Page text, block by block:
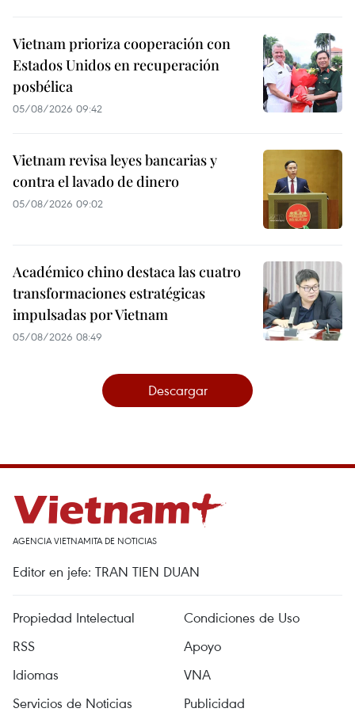
Vietnam prioriza cooperación con
Estados Unidos en recuperación
posbélica
05/08/2026 09:42
Vietnam revisa leyes bancarias y
contra el lavado de dinero
05/08/2026 09:02
Académico chino destaca las cuatro
transformaciones estratégicas
impulsadas por Vietnam
05/08/2026 08:49
Descargar
AGENCIA VIETNAMITA DE NOTICIAS
Editor en jefe: TRAN TIEN DUAN
Propiedad Intelectual
Condiciones de Uso
RSS
Apoyo
Idiomas
VNA
Servicios de Noticias
Publicidad